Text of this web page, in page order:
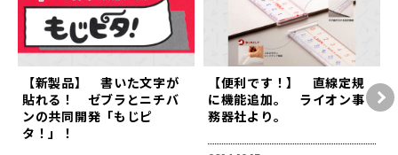
【新製品】 書いた文字が
貼れる！ ゼブラとニチバ
ンの共同開発「もじピ
タ！」！
【便利です！】 直線定規
に機能追加。 ライオン事
務器社より。